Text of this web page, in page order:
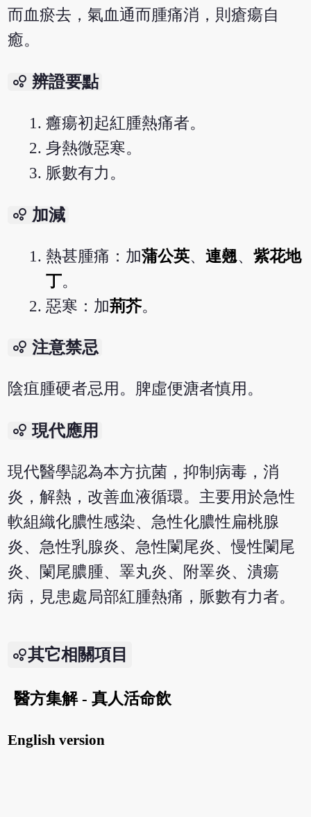
而血瘀去，氣血通而腫痛消，則瘡瘍自
癒。
bubble_chart 辨證要點
癰瘍初起紅腫熱痛者。
身熱微惡寒。
脈數有力。
bubble_chart 加減
熱甚腫痛：加蒲公英、連翹、紫花地
丁。
惡寒：加荊芥。
bubble_chart 注意禁忌
陰疽腫硬者忌用。脾虛便溏者慎用。
bubble_chart 現代應用
現代醫學認為本方抗菌，抑制病毒，消
炎，解熱，改善血液循環。主要用於急性
軟組織化膿性感染、急性化膿性扁桃腺
炎、急性乳腺炎、急性闌尾炎、慢性闌尾
炎、闌尾膿腫、睪丸炎、附睪炎、潰瘍
病，見患處局部紅腫熱痛，脈數有力者。
其它相關項目
醫方集解 - 真人活命飲
English version